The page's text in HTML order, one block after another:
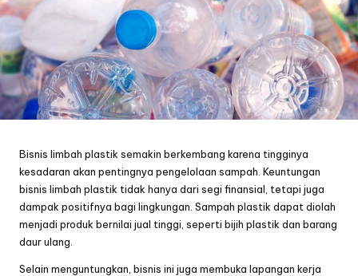
Bisnis limbah plastik semakin berkembang karena tingginya
kesadaran akan pentingnya pengelolaan sampah. Keuntungan
bisnis limbah plastik tidak hanya dari segi finansial, tetapi juga
dampak positifnya bagi lingkungan. Sampah plastik dapat diolah
menjadi produk bernilai jual tinggi, seperti bijih plastik dan barang
daur ulang.
Selain menguntungkan, bisnis ini juga membuka lapangan kerja